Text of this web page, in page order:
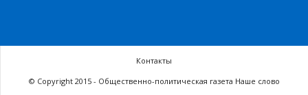
Контакты
© Copyright 2015 - Общественно-политическая газета Наше слово